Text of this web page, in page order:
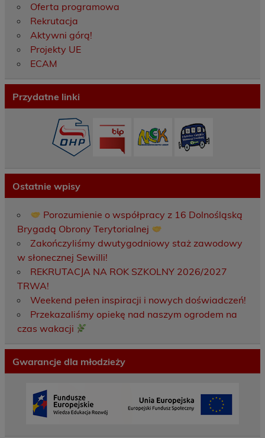
Oferta programowa
Rekrutacja
Aktywni górą!
Projekty UE
ECAM
Przydatne linki
Ostatnie wpisy
Porozumienie o współpracy z 16 Dolnośląską
Brygadą Obrony Terytorialnej
Zakończyliśmy dwutygodniowy staż zawodowy
w słonecznej Sewilli!
REKRUTACJA NA ROK SZKOLNY 2026/2027
TRWA!
Weekend pełen inspiracji i nowych doświadczeń!
Przekazaliśmy opiekę nad naszym ogrodem na
czas wakacji
Gwarancje dla młodzieży